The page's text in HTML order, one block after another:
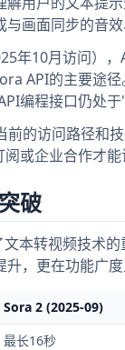
画面同步的音
年10月访问）
API的主要途
编程接口仍处于
前的访问路径和
或企业合作才能
破
本转视频技术
，更在功能广度
Sora 2 (2025-09)
最长16秒